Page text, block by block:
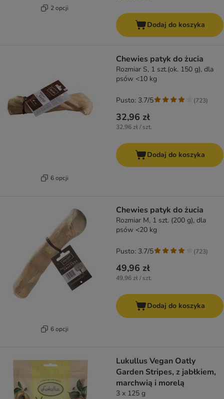
2 opcji
Dodaj do koszyka
6 opcji
Chewies patyk do żucia
Rozmiar S, 1 szt.(ok. 150 g), dla
psów <10 kg
32,96 zł
32,96 zł / szt.
Pusto: 3.7/5 (723)
Dodaj do koszyka
6 opcji
Chewies patyk do żucia
Rozmiar M, 1 szt. (200 g), dla
psów <20 kg
49,96 zł
49,96 zł / szt.
Pusto: 3.7/5 (723)
Dodaj do koszyka
Lukullus Vegan Oatly
Garden Stripes, z jabłkiem,
marchwią i morelą
3 x 125 g